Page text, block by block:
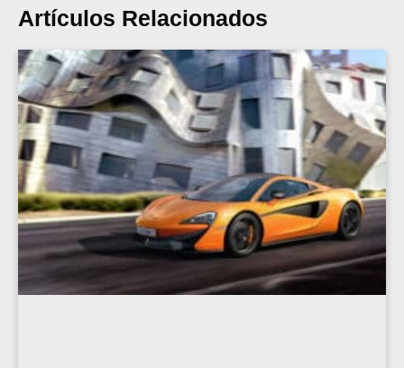
Artículos Relacionados